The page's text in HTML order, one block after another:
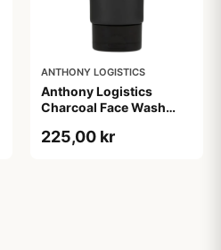
ANTHONY LOGISTICS
Anthony Logistics
Charcoal Face Wash
225,00 kr